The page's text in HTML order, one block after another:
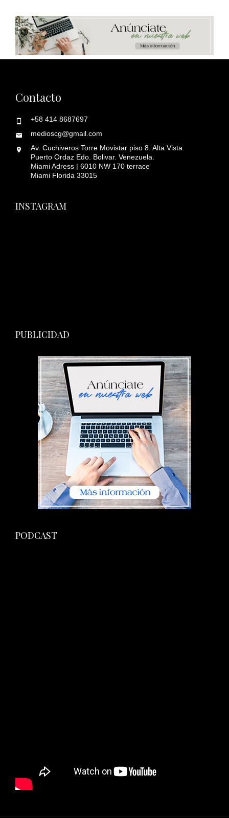
Contacto
+58 414 8687697
medioscg@gmail.com
Av. Cuchiveros Torre Movistar piso 8. Alta Vista.
Puerto Ordaz Edo. Bolivar. Venezuela.
Miami Adress | 6010 NW 170 terrace
Miami Florida 33015
INSTAGRAM
PUBLICIDAD
PODCAST